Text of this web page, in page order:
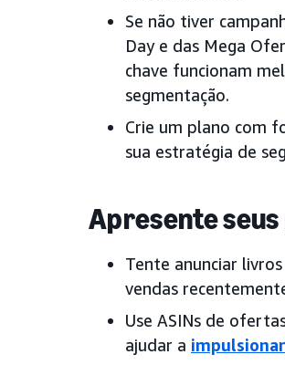
Se não tiver
Day e das Mega
chave funcionam
segmentação.
Crie um plano com
sua estratégia de
Apresente
Tente anunciar
vendas
Use ASINs de
ajudar a impulsionar